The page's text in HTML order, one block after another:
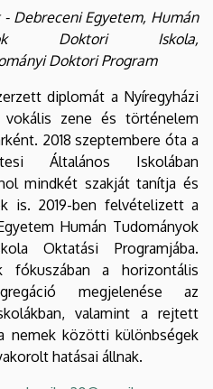
Debreceni Egyetem, Humán
Doktori Iskola,
Doktori Program
diplomát a Nyíregyházi
vokális zene és történelem
2018 szeptembere óta a
Általános Iskolában
mindkét szakját tanítja és
is. 2019-ben felvételizett a
Humán Tudományok
Oktatási Programjába.
fókuszában a horizontális
megjelenése az
valamint a rejtett
nemek közötti különbségek
hatásai állnak.